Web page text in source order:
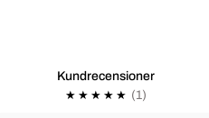
Kundrecensioner
(1)